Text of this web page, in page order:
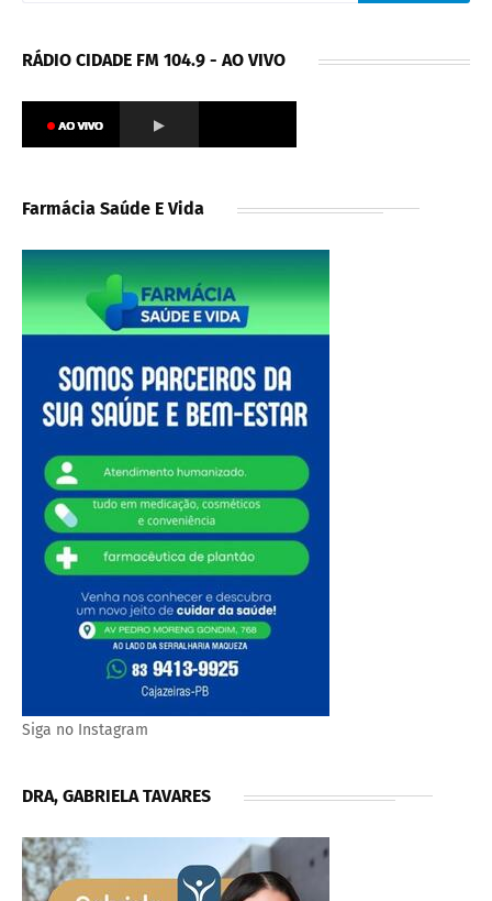
RÁDIO CIDADE FM 104.9 - AO VIVO
Farmácia Saúde E Vida
Siga no Instagram
DRA, GABRIELA TAVARES